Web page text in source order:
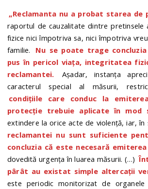
„Reclamanta nu a probat starea de
raportul de cauzalitate dintre pretinsele
fizice nici împotriva sa, nici împotriva
familie.
Nu se poate trage
pus în pericol viaţa, integritatea
reclamantei.
Aşadar, instanţa
caracterul special al măsurii,
condiţiile care conduc la
protecţie trebuie aplicate în mod
extindere la orice acte de violenţă, iar, în
reclamantei nu sunt suficiente
concluzia că este necesară
dovedită urgența în luarea măsurii. (…)
pârât au existat simple altercaţii
este periodic monitorizat de